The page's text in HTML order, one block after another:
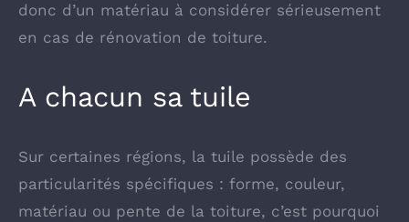
donc d’un matériau à considérer sérieusement
en cas de rénovation de toiture.
A chacun sa tuile
Sur certaines régions, la tuile possède des
particularités spécifiques : forme, couleur,
matériau ou pente de la toiture, c’est pourquoi